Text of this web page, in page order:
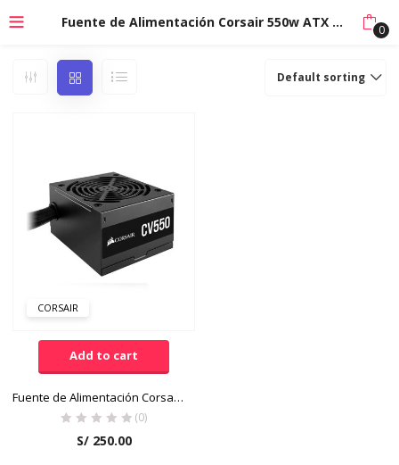
Fuente de Alimentación Corsair 550w ATX 240VAC 0
Default sorting
CORSAIR
Add to cart
Fuente de Alimentación Corsair 550w ATX 240VAC
(0)
S/250.00